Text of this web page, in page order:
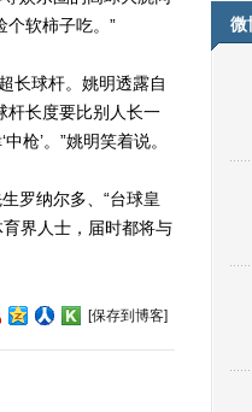
个软柿子吃。”
长球杆。姚明透露自
杆长度要比别人长一
枪’。”姚明笑着说。
罗纳尔多、“台球皇
界人士，届时都将与
[保存到博客]
微